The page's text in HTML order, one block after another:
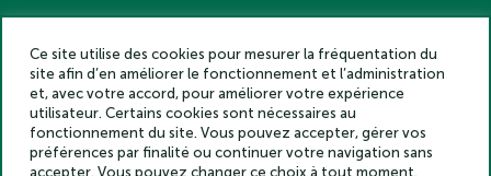
Académie des inscriptions et belles lettres – Tous droits réservés
2025
Politique de confidentialité
Mentions légales
Crédits
Ce site utilise des cookies pour mesurer la fréquentation du
site afin d’en améliorer le fonctionnement et l’administration
et, avec votre accord, pour améliorer votre expérience
utilisateur. Certains cookies sont nécessaires au
fonctionnement du site. Vous pouvez accepter, gérer vos
préférences par finalité ou continuer votre navigation sans
accepter. Vous pouvez changer ce choix à tout moment.